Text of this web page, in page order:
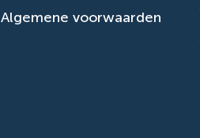
Algemene voorwaarden